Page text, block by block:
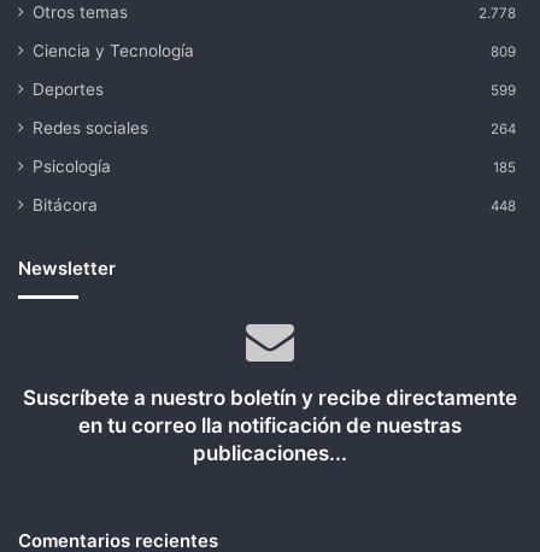
Otros temas 2.778
Ciencia y Tecnología 809
Deportes 599
Redes sociales 264
Psicología 185
Bitácora 448
Newsletter
Suscríbete a nuestro boletín y recibe directamente
en tu correo lla notificación de nuestras
publicaciones...
Comentarios recientes